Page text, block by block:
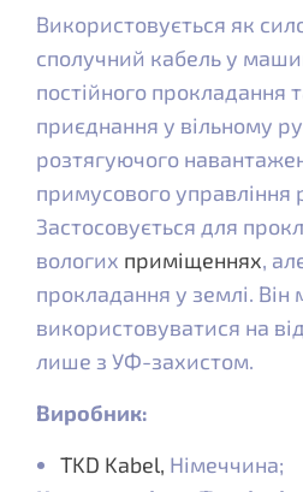
Використовується як
сполучний кабель у
постійного прокладання
приєднання у вільному
розтягуючого
примусового управління
Застосовується для
вологих приміщеннях,
прокладання у землі. Він
використовуватися на
лише з УФ-захистом.
Виробник:
TKD Kabel, Німеччина;